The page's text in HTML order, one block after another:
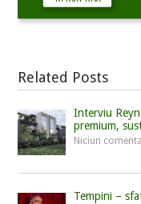
Related Posts
Interviu
premium,
Niciun
Tempini –